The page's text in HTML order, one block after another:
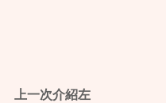
上一次介紹左